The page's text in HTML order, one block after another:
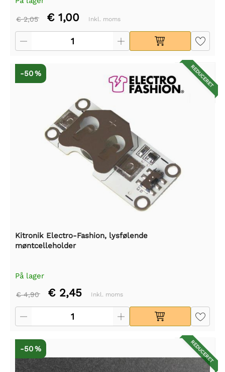
€ 2,05 € 1,00 Inkl. moms
REDUCERET
-50 %
Kitronik Electro-Fashion, lysfølende
møntcelleholder
På lager
€ 4,90 € 2,45 Inkl. moms
REDUCERET
-50 %